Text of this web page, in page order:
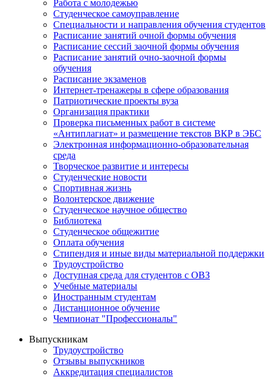
Работа с молодежью
Студенческое самоуправление
Специальности и направления обучения студентов
Расписание занятий очной формы обучения
Расписание сессий заочной формы обучения
Расписание занятий очно-заочной формы
обучения
Расписание экзаменов
Интернет-тренажеры в сфере образования
Патриотические проекты вуза
Организация практики
Проверка письменных работ в системе
«Антиплагиат» и размещение текстов ВКР в ЭБС
Электронная информационно-образовательная
среда
Творческое развитие и интересы
Студенческие новости
Спортивная жизнь
Волонтерское движение
Студенческое научное общество
Библиотека
Студенческое общежитие
Оплата обучения
Стипендия и иные виды материальной поддержки
Трудоустройство
Доступная среда для студентов с ОВЗ
Учебные материалы
Иностранным студентам
Дистанционное обучение
Чемпионат "Профессионалы"
Выпускникам
Трудоустройство
Отзывы выпускников
Аккредитация специалистов